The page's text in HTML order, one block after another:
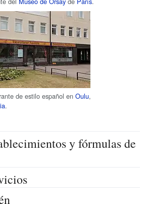
de estilo español en Oulu,
.
y fórmulas de